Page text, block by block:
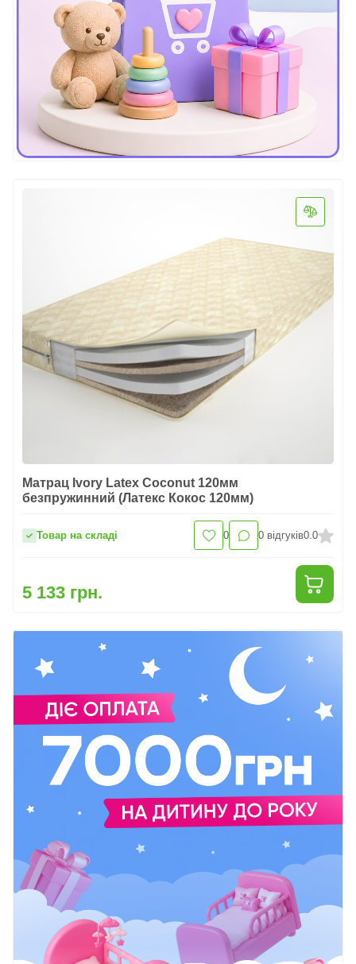
Матрац Ivory Latex Coconut 120мм
безпружинний (Латекс Кокос 120мм)
Товар на складі 0 0 відгуків0.0
5 133 грн.